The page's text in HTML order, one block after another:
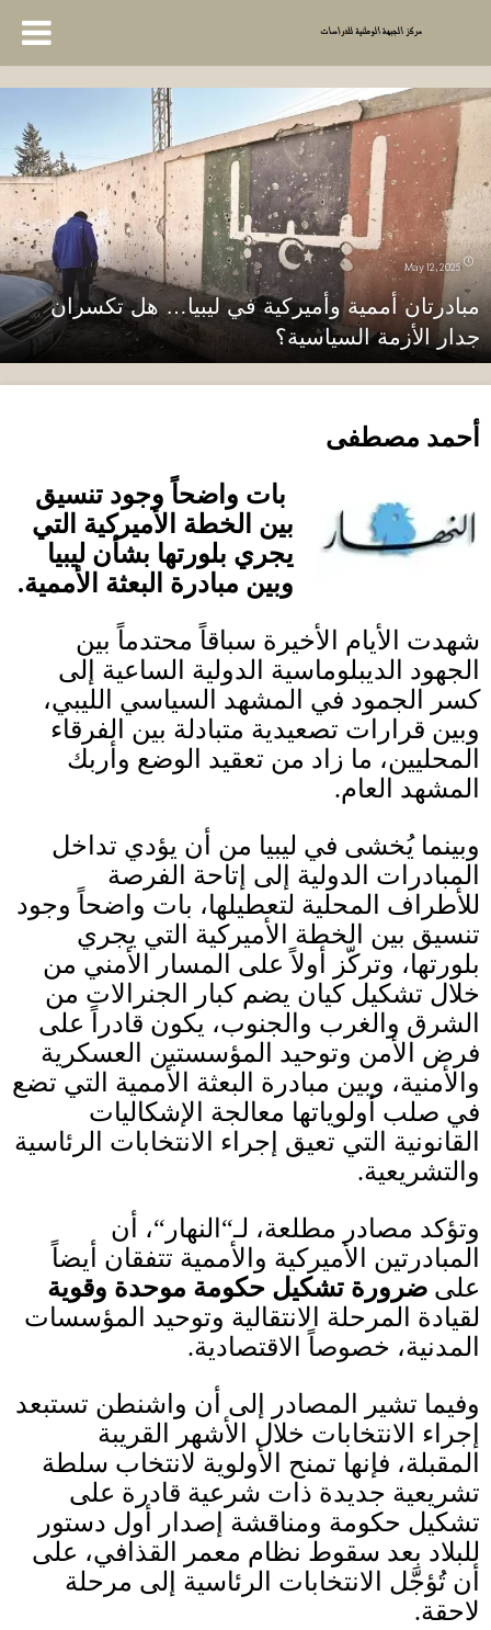
May 12, 2025
مبادرتان أممية وأميركية في ليبيا… هل تكسران
جدار الأزمة السياسية؟
أحمد مصطفى
بات واضحاً وجود تنسيق
بين الخطة الأميركية التي
يجري بلورتها بشأن ليبيا
وبين مبادرة البعثة الأممية.
شهدت الأيام الأخيرة سباقاً محتدماً بين
الجهود الديبلوماسية الدولية الساعية إلى
كسر الجمود في المشهد السياسي الليبي،
وبين قرارات تصعيدية متبادلة بين الفرقاء
المحليين، ما زاد من تعقيد الوضع وأربك
المشهد العام.
وبينما يُخشى في ليبيا من أن يؤدي تداخل
المبادرات الدولية إلى إتاحة الفرصة
للأطراف المحلية لتعطيلها، بات واضحاً وجود
تنسيق بين الخطة الأميركية التي يجري
بلورتها، وتركّز أولاً على المسار الأمني من
خلال تشكيل كيان يضم كبار الجنرالات من
الشرق والغرب والجنوب، يكون قادراً على
فرض الأمن وتوحيد المؤسستين العسكرية
والأمنية، وبين مبادرة البعثة الأممية التي تضع
في صلب أولوياتها معالجة الإشكاليات
القانونية التي تعيق إجراء الانتخابات الرئاسية
والتشريعية.
وتؤكد مصادر مطلعة، لـ“ النهار “، أن
المبادرتين الأميركية والأممية تتفقان أيضاً
على ضرورة تشكيل حكومة موحدة وقوية
لقيادة المرحلة الانتقالية وتوحيد المؤسسات
المدنية، خصوصاً الاقتصادية.
وفيما تشير المصادر إلى أن واشنطن تستبعد
إجراء الانتخابات خلال الأشهر القريبة
المقبلة، فإنها تمنح الأولوية لانتخاب سلطة
تشريعية جديدة ذات شرعية قادرة على
تشكيل حكومة ومناقشة إصدار أول دستور
للبلاد بعد سقوط نظام معمر القذافي، على
أن تُؤجَّل الانتخابات الرئاسية إلى مرحلة
لاحقة.